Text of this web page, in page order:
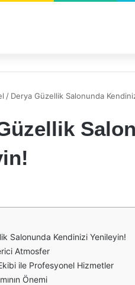
/ Derya Güzellik Salonunda
Salonunda Kendinizi Yenileyin!
Atmosfer
ile Profesyonel Hizmetler
Önemi